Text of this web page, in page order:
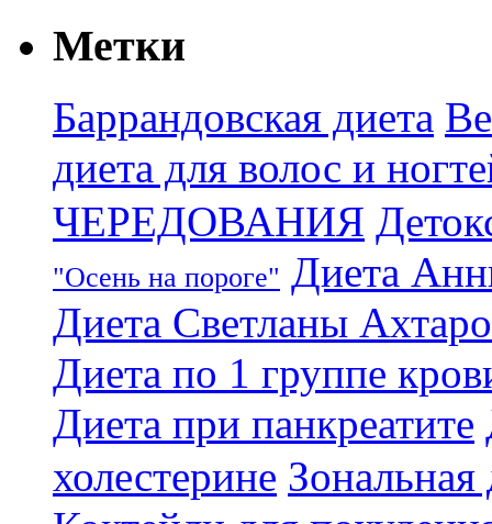
Метки
Баррандовская диета
диета для волос и
ЧЕРЕДОВАНИЯ
"Осень на пороге" Диета
Диета Светланы
Диета по 1 группе
Диета при панкреатите
холестерине Зональная